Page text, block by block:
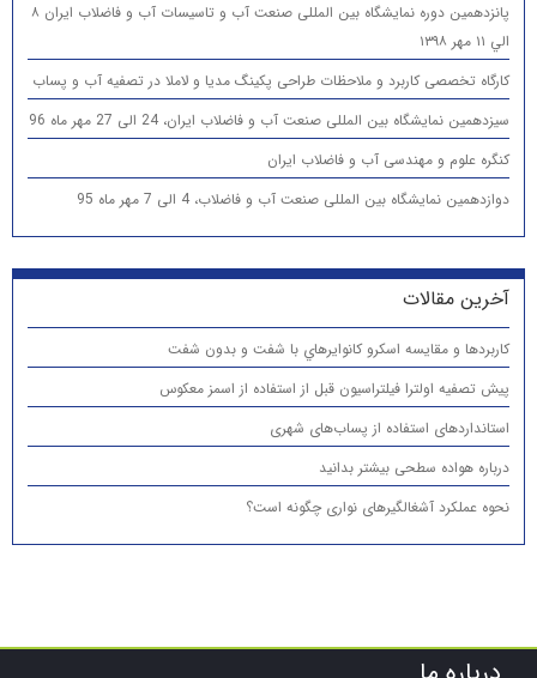
پانزدهمين دوره نمایشگاه بین المللی صنعت آب و تاسیسات آب و فاضلاب ایران ۸
الي ۱۱ مهر ۱۳۹۸
کارگاه تخصصی کاربرد و ملاحظات طراحی پکینگ مدیا و لاملا در تصفیه آب و پساب
سیزدهمین نمایشگاه بین المللی صنعت آب و فاضلاب ایران، 24 الی 27 مهر ماه 96
کنگره علوم و مهندسی آب و فاضلاب ایران
دوازدهمین نمایشگاه بین المللی صنعت آب و فاضلاب، 4 الی 7 مهر ماه 95
آخرین مقالات
كاربردها و مقایسه اسكرو كانوايرهاي با شفت و بدون شفت
پیش تصفیه اولترا فیلتراسیون قبل از استفاده از اسمز معکوس
استانداردهای استفاده از پساب‌های شهری
درباره هواده سطحی بیشتر بدانید
نحوه عملکرد آشغالگیرهای نواری چگونه است؟